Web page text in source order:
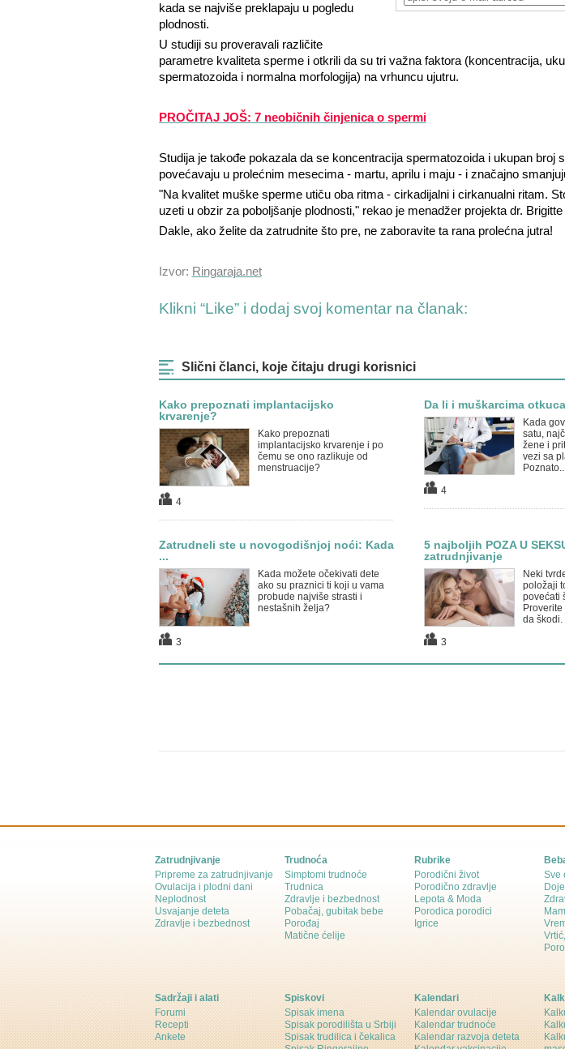
kada se najviše preklapaju u pogledu
plodnosti.
U studiji su proveravali različite
parametre kvaliteta sperme i otkrili da su tri važna faktora (koncentracija,
spermatozoida i normalna morfologija) na vrhuncu ujutru.
PROČITAJ JOŠ: 7 neobičnih činjenica o spermi
Studija je takođe pokazala da se koncentracija spermatozoida i ukupan broj
povećavaju u prolećnim mesecima - martu, aprilu i maju - i značajno
"Na kvalitet muške sperme utiču oba ritma - cirkadijalni i cirkanualni ritam.
uzeti u obzir za poboljšanje plodnosti," rekao je menadžer projekta dr.
Dakle, ako želite da zatrudnite što pre, ne zaboravite ta rana prolećna jutra!
Izvor: Ringaraja.net
Klikni “Like” i dodaj svoj komentar na članak:
Slični članci, koje čitaju drugi korisnici
Kako prepoznati implantacijsko
krvarenje?
Kako prepoznati
implantacijsko krvarenje i po
čemu se ono razlikuje od
menstruacije?
4
Da li i muškarcima
Kada
satu,
žene i
vezi sa
4
Zatrudneli ste u novogodišnjoj noći: Kada
...
Kada možete očekivati dete
ako su praznici ti koji u vama
probude najviše strasti i
nestašnih želja?
3
5 najboljih POZA U
zatrudnjivanje
Neki
položaji
povećati
da škodi.
3
Zatrudnjivanje
Pripreme za zatrudnjivanje
Ovulacija i plodni dani
Neplodnost
Usvajanje deteta
Zdravlje i bezbednost
Trudnoća
Simptomi trudnoće
Trudnica
Zdravlje i bezbednost
Pobačaj, gubitak bebe
Porođaj
Matične ćelije
Rubrike
Porodični život
Porodično zdravlje
Lepota & Moda
Porodica porodici
Igrice
Sve
Sadržaji i alati
Forumi
Recepti
Ankete
Spiskovi
Spisak imena
Spisak porodilišta u Srbiji
Spisak trudilica i čekalica
Kalendari
Kalendar ovulacije
Kalendar trudnoće
Kalendar razvoja deteta